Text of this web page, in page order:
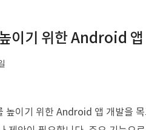
이기 위한 Android 앱
높이기 위한 Android 앱 개발을 목